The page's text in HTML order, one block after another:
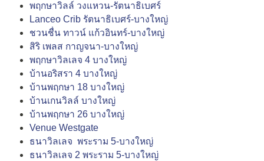
พฤกษาวิลล์ วงแหวน-รัตนาธิเบศร์
Lanceo Crib รัตนาธิเบศร์-บางใหญ่
ชวนชื่น ทาวน์ แก้วอินทร์-บางใหญ่
สิริ เพลส กาญจนา-บางใหญ่
พฤกษาวิลเลจ 4 บางใหญ่
บ้านอริสรา 4 บางใหญ่
บ้านพฤกษา 18 บางใหญ่
บ้านเกนวิลล์ บางใหญ่
บ้านพฤกษา 26 บางใหญ่
Venue Westgate
ธนาวิลเลจ พระราม 5-บางใหญ่
ธนาวิลเลจ 2 พระราม 5-บางใหญ่